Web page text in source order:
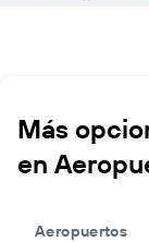
Más
en
Aeropuertos